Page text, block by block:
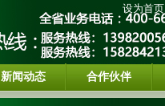
设为首页
新闻动态 合作伙伴